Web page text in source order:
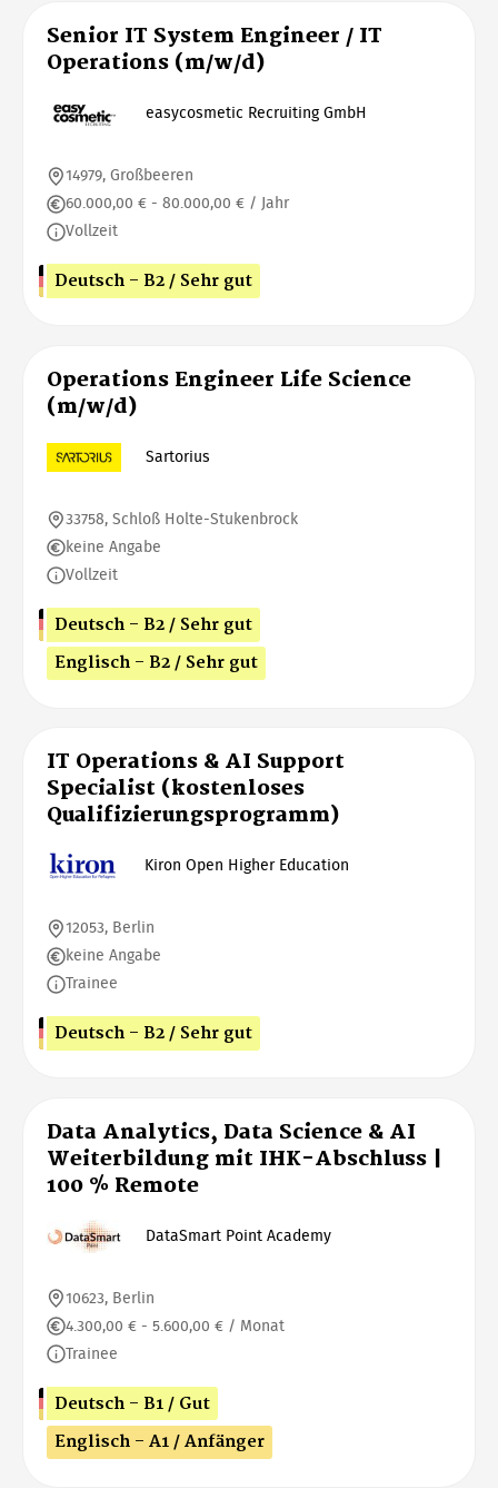
Senior IT System Engineer / IT
Operations (m/w/d)
easycosmetic Recruiting GmbH
14979, Großbeeren
60.000,00 € - 80.000,00 € / Jahr
Vollzeit
Deutsch - B2 / Sehr gut
Operations Engineer Life Science
(m/w/d)
Sartorius
33758, Schloß Holte-Stukenbrock
keine Angabe
Vollzeit
Deutsch - B2 / Sehr gut
Englisch - B2 / Sehr gut
IT Operations & AI Support
Specialist (kostenloses
Qualifizierungsprogramm)
Kiron Open Higher Education
12053, Berlin
keine Angabe
Trainee
Deutsch - B2 / Sehr gut
Data Analytics, Data Science & AI
Weiterbildung mit IHK-Abschluss |
100 % Remote
DataSmart Point Academy
10623, Berlin
4.300,00 € - 5.600,00 € / Monat
Trainee
Deutsch - B1 / Gut
Englisch - A1 / Anfänger